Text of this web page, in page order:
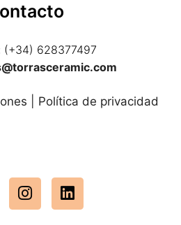
(+34) 628377497
Política de privacidad